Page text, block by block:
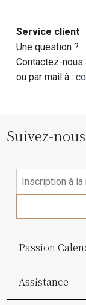
Service client
Une question ?
Contactez-nous
ou par mail à :
Suivez-
Passion
Assistance